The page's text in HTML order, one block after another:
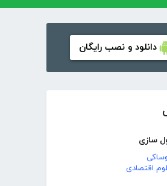
دانلود و نصب رایگان
سازی
اقتصادی